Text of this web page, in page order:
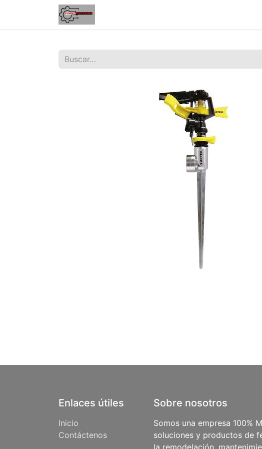
Enlaces útiles
Inicio
Contáctenos
Sobre nosotros
Somos una empresa 100%
soluciones y productos de
la remodelación,